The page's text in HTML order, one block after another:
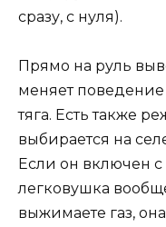
сразу, с нуля).
Прямо на руль
меняет
тяга. Есть также
выбирается на
Если он включен
легковушка
выжимаете газ,